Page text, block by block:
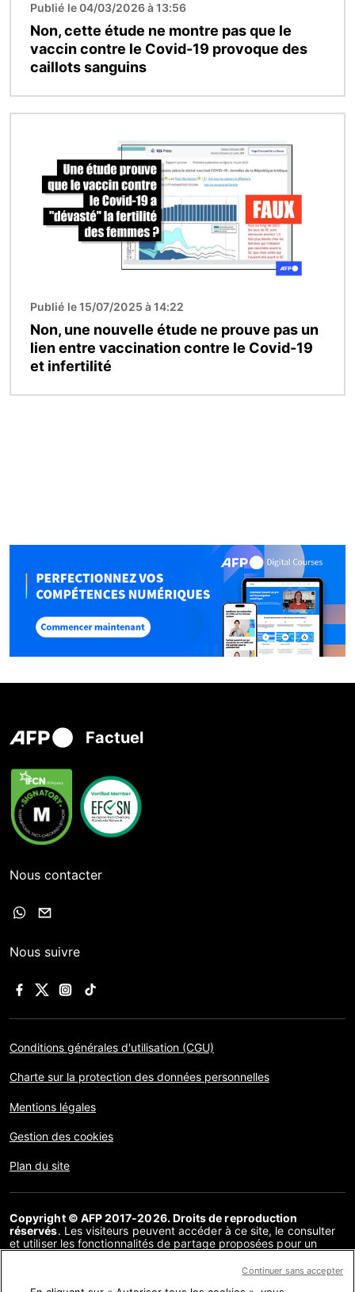
Publié le 04/03/2026 à 13:56
Non, cette étude ne montre pas que le
vaccin contre le Covid-19 provoque des
caillots sanguins
Publié le 15/07/2025 à 14:22
Non, une nouvelle étude ne prouve pas un
lien entre vaccination contre le Covid-19
et infertilité
Factuel
Nous contacter
Nous suivre
Conditions générales d'utilisation (CGU)
Charte sur la protection des données personnelles
Mentions légales
Gestion des cookies
Plan du site
Copyright © AFP 2017-2026. Droits de reproduction
réservés. Les visiteurs peuvent accéder à ce site, le consulter
et utiliser les fonctionnalités de partage proposées pour un
communication au public, distribution de tout ou partie du
Continuer sans accepter